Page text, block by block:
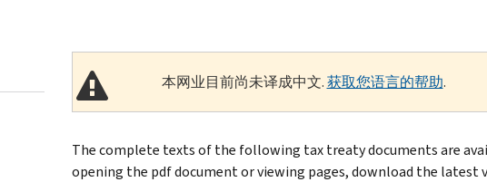
本网业目前尚未译成中文.获取您语言的帮助.
The complete texts of the following tax treaty documents are
opening the pdf document or viewing pages, download the latest